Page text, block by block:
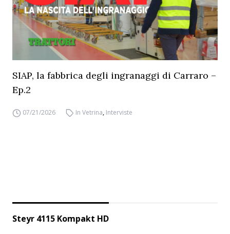
SIAP, la fabbrica degli ingranaggi di Carraro –
Ep.2
07/21/2026 In Vetrina, Interviste
Steyr 4115 Kompakt HD